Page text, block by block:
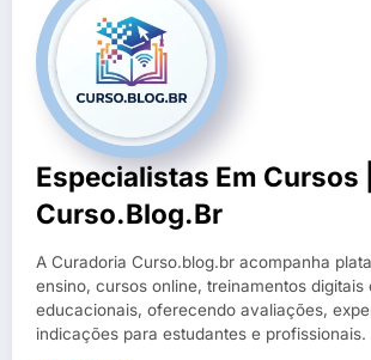
Especialistas Em Cursos |
Curso.blog.br
A Curadoria Curso.blog.br acompanha
ensino, cursos online, treinamentos digitais
educacionais, oferecendo avaliações,
indicações para estudantes e profissionais.